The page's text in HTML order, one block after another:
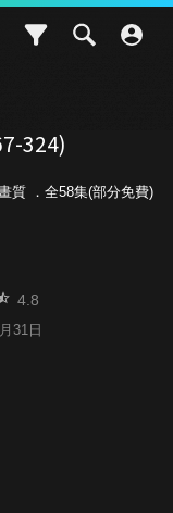
324)
質 ．全58集(部分免費)
4.8
31日